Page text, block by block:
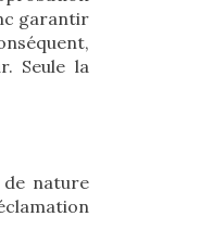
garantir
Seule la
nature